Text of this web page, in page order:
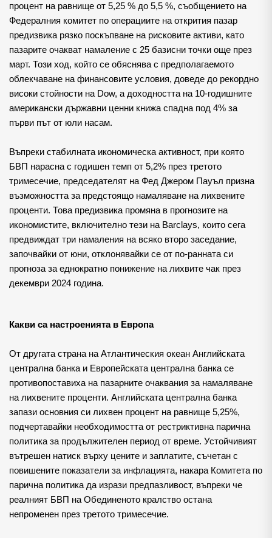
процент на равнище от 5,25 % до 5,5 %, съобщението на
Федералния комитет по операциите на открития пазар
предизвика рязко поскъпване на рисковите активи, като
пазарите очакват намаление с 25 базисни точки още през
март. Този ход, който се обяснява с предполагаемото
облекчаване на финансовите условия, доведе до рекордно
високи стойности на Dow, а доходността на 10-годишните
американски държавни ценни книжа спадна под 4% за
първи път от юли насам.
Въпреки стабилната икономическа активност, при която
БВП нарасна с годишен темп от 5,2% през третото
тримесечие, председателят на Фед Джером Пауъл призна
възможността за предстоящо намаляване на лихвените
проценти. Това предизвика промяна в прогнозите на
икономистите, включително тези на Barclays, които сега
предвиждат три намаления на всяко второ заседание,
започвайки от юни, отклонявайки се от по-ранната си
прогноза за еднократно понижение на лихвите чак през
декември 2024 година.
Какви са настроенията в Европа
От другата страна на Атлантическия океан Английската
централна банка и Европейската централна банка се
противопоставиха на пазарните очаквания за намаляване
на лихвените проценти. Английската централна банка
запази основния си лихвен процент на равнище 5,25%,
подчертавайки необходимостта от рестриктивна парична
политика за продължителен период от време. Устойчивият
вътрешен натиск върху цените и заплатите, съчетан с
повишените показатели за инфлацията, накара Комитета по
парична политика да изрази предпазливост, въпреки че
реалният БВП на Обединеното кралство остана
непроменен през третото тримесечие.